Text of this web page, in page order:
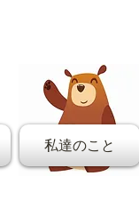
私達のこと